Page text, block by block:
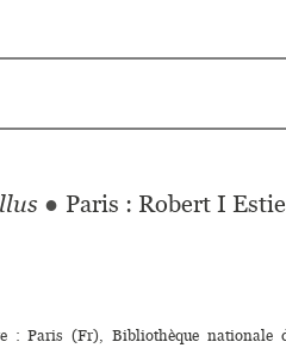
● Paris : Robert I
: Paris (Fr), Bibliothèque nationale